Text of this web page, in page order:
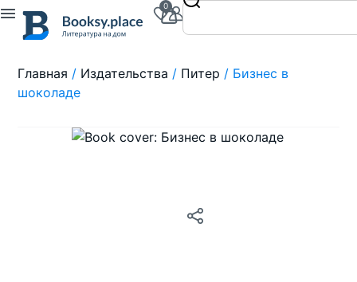
0
Главная / Издательства / Питер / Бизнес в
шоколаде